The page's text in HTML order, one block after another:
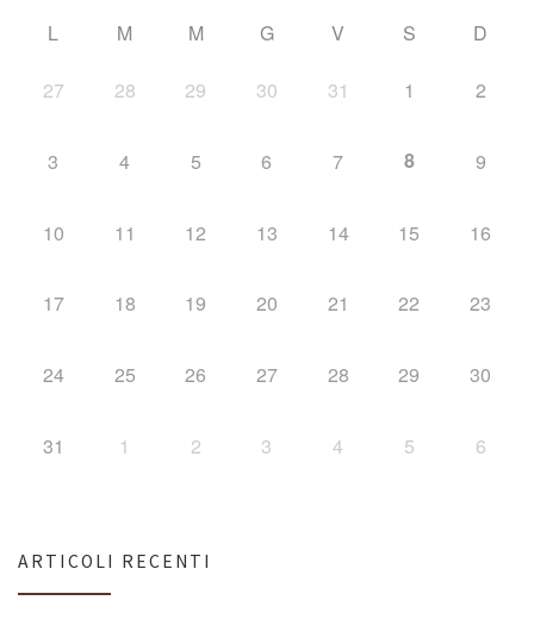
L M M G V S D
27 28 29 30 31 1 2
3 4 5 6 7 8 9
10 11 12 13 14 15 16
17 18 19 20 21 22 23
24 25 26 27 28 29 30
31 1 2 3 4 5 6
ARTICOLI RECENTI